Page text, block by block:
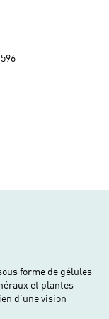
forme de gélules
et plantes
d'une vision